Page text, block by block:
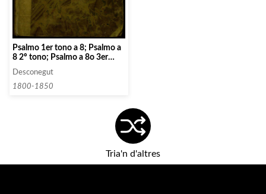
Psalmo 1er tono a 8; Psalmo a
8 2º tono; Psalmo a 8o 3er
tono; Psalmo a 9 Voces 5º
tono; Psalmo 6º tono a 10
Desconegut
1800-1850
Tria'n d'altres